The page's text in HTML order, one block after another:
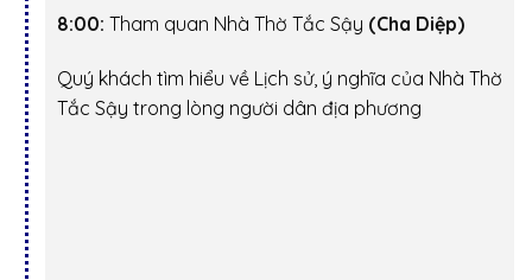
8:00: Tham quan Nhà Thờ Tắc Sậy (Cha Diệp)
Quý khách tìm hiểu về Lịch sử, ý nghĩa của Nhà Thờ
Tắc Sậy trong lòng người dân địa phương